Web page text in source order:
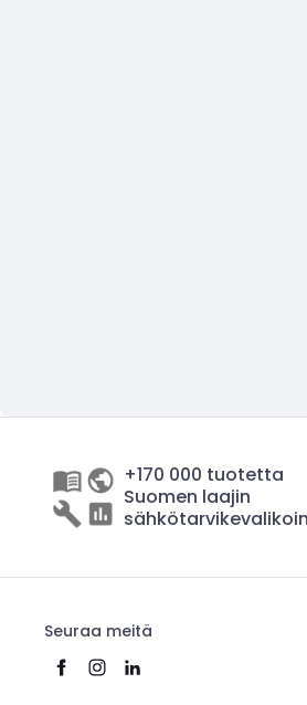
+170 000 tuotetta
Suomen laajin
Seuraa meitä